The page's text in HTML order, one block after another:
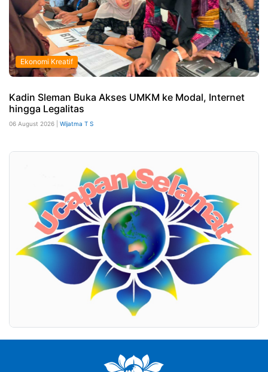
Ekonomi Kreatif
Kadin Sleman Buka Akses UMKM ke Modal, Internet
hingga Legalitas
06 August 2026 | Wijatma T S